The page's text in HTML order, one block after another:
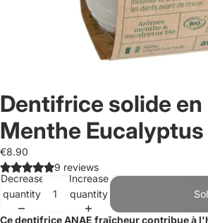
Dentifrice solide
Menthe Eucalyptus
€8.90
9 reviews
Decrease
quantity
Increase
quantity
Ce dentifrice ANAE fraîcheur contribue à